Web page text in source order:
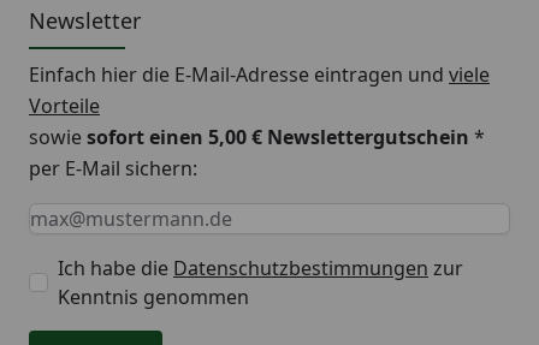
Staunässe verträgt. Wir empfehlen die regelmäßige
Pflege mit dem BambusBASIS Pflegeöl als
Witterungs- und UV-Schutz.
Newsletter
Einfach hier die E-Mail-Adresse eintragen und viele
Vorteile
sowiesofort einen 5,00 € Newslettergutschein *
per E-Mail sichern:
Keine Eingabe erforderlich
Eingabe erforderlich
E-Mail *
Ich habe die Datenschutzbestimmungen zur
Kenntnis genommen